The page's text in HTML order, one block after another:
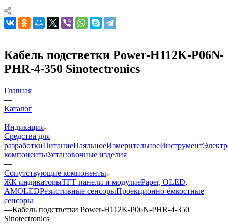
Кабель подстветки Power-H112K-P06N-
PHR-4-350 Sinotectronics
Главная
—
Каталог
—
Индикация
Средства для
разработкиПитаниеПаяльноеИзмерительноеИнструмент
компонентыУстановочные изделия
—
Сопутствующие компоненты
ЖК индикаторыTFT панели и модулиePaper, OLED,
AMOLEDРезистивные сенсорыПроекционно-ёмкостные
сенсоры
—Кабель подстветки Power-H112K-P06N-PHR-4-350
Sinotectronics